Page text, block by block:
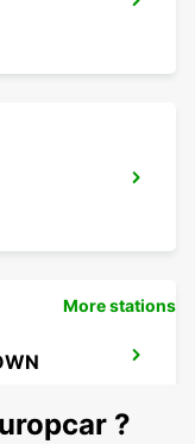
More stations
?